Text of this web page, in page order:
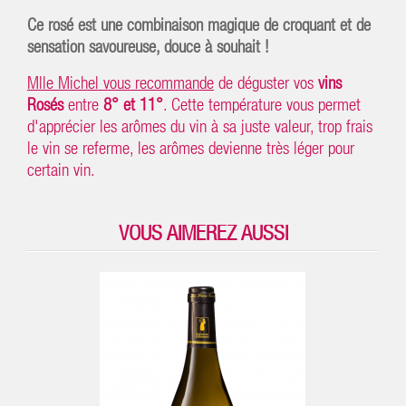
Ce rosé est une combinaison magique de croquant et de
sensation savoureuse, douce à souhait !
Mlle Michel vous recommande de déguster vos vins
Rosésentre 8° et 11°. Cette température vous permet
d'apprécier les arômes du vin à sa juste valeur, trop frais
le vin se referme, les arômes devienne très léger pour
certain vin.
VOUS AIMEREZ AUSSI